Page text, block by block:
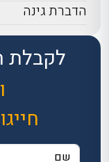
לקבלת
הדברת גינה